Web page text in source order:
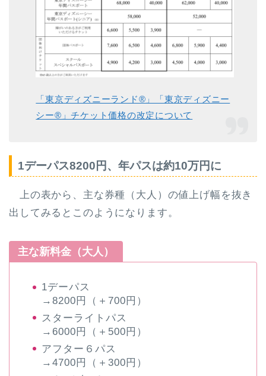
「東京ディズニーランド®」「東京ディズニー
シー®」チケット価格の改定について
1デーパス8200円、年パスは約10万円に
上の表から、主な券種（大人）の値上げ幅を抜き
出してみるとこのようになります。
主な新料金（大人）
1デーパス
→8200円（＋700円）
スターライトパス
→6000円（＋500円）
アフター６パス
→4700円（＋300円）